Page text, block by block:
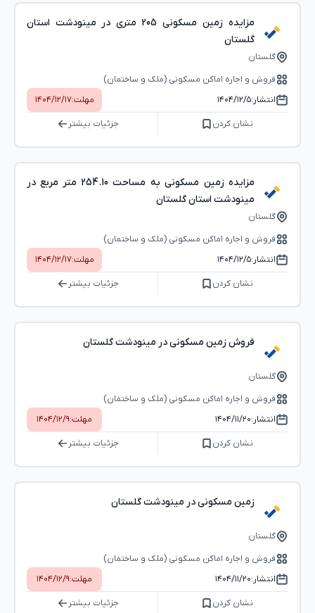
مزایده زمین مسکونی 205 متری در مینودشت استان
گلستان
گلستان
فروش و اجاره اماکن مسکونی (ملک و ساختمان)
انتشار:۱۴۰۴/۱۲/۵ مهلت:۱۴۰۴/۱۲/۱۷
نشان کردن جزئیات بیشتر
مزایده زمین مسکونی به مساحت 254.10 متر مربع در
مینودشت استان گلستان
گلستان
فروش و اجاره اماکن مسکونی (ملک و ساختمان)
انتشار:۱۴۰۴/۱۲/۵ مهلت:۱۴۰۴/۱۲/۱۷
نشان کردن جزئیات بیشتر
فروش زمین مسکونی در مینودشت گلستان
گلستان
فروش و اجاره اماکن مسکونی (ملک و ساختمان)
انتشار:۱۴۰۴/۱۱/۲۰ مهلت:۱۴۰۴/۱۲/۹
نشان کردن جزئیات بیشتر
زمین مسکونی در مینودشت گلستان
گلستان
فروش و اجاره اماکن مسکونی (ملک و ساختمان)
انتشار:۱۴۰۴/۱۱/۲۰ مهلت:۱۴۰۴/۱۲/۹
نشان کردن جزئیات بیشتر